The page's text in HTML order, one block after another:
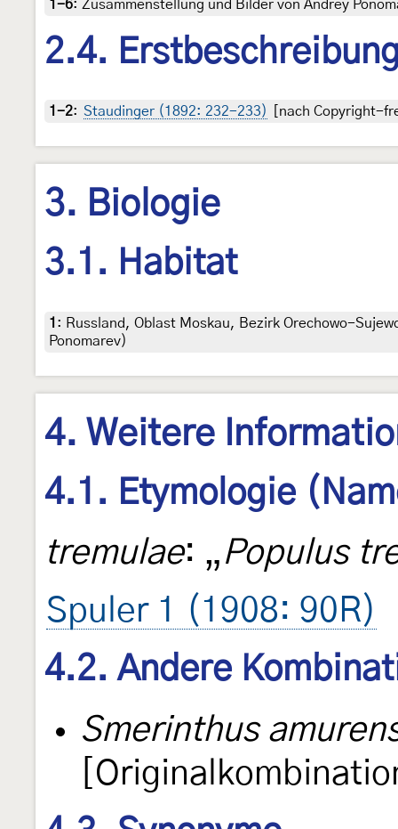
1-6: Zusammenstellung und Bilder von Andrey
2.4.
1-2: Staudinger (1892: 232-233) [nach Copyright-
3. Biologie
3.1. Habitat
1 : Russland, Oblast Moskau, Bezirk Orechowo-
Ponomarev)
4. Weitere
4.1. Etymologie
tremulae: „Populus
Spuler 1 (1908: 90R)
4.2. Andere
Smerinthus